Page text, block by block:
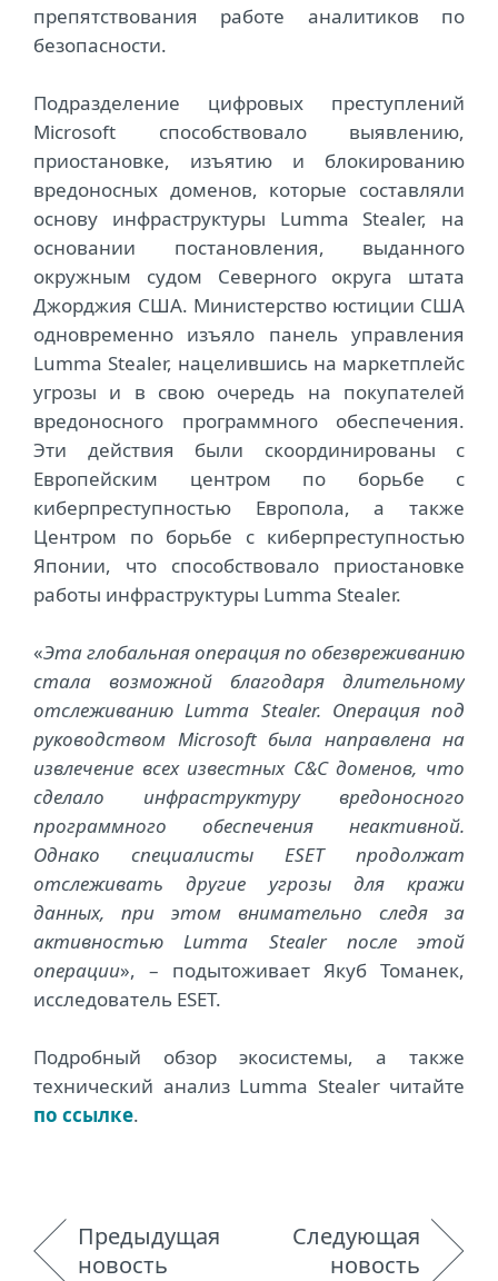
препятствования работе аналитиков по
безопасности.
Подразделение цифровых преступлений
Microsoft способствовало выявлению,
приостановке, изъятию и блокированию
вредоносных доменов, которые составляли
основу инфраструктуры Lumma Stealer, на
основании постановления, выданного
окружным судом Северного округа штата
Джорджия США. Министерство юстиции США
одновременно изъяло панель управления
Lumma Stealer, нацелившись на маркетплейс
угрозы и в свою очередь на покупателей
вредоносного программного обеспечения.
Эти действия были скоординированы с
Европейским центром по борьбе с
киберпреступностью Европола, а также
Центром по борьбе с киберпреступностью
Японии, что способствовало приостановке
работы инфраструктуры Lumma Stealer.
«Эта глобальная операция по обезвреживанию
стала возможной благодаря длительному
отслеживанию Lumma Stealer. Операция под
руководством Microsoft была направлена на
извлечение всех известных C&C доменов, что
сделало инфраструктуру вредоносного
программного обеспечения неактивной.
Однако специалисты ESET продолжат
отслеживать другие угрозы для кражи
данных, при этом внимательно следя за
активностью Lumma Stealer после этой
операции», – подытоживает Якуб Томанек,
исследователь ESET.
Подробный обзор экосистемы, а также
технический анализ Lumma Stealer читайте
по ссылке.
Предыдущая
новость
Следующая
новость